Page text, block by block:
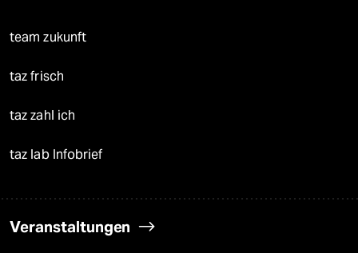
team zukunft
taz frisch
taz zahl ich
taz lab Infobrief
Veranstaltungen